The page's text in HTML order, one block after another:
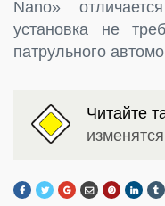
Nano»
установка не
патрульного
Читайте